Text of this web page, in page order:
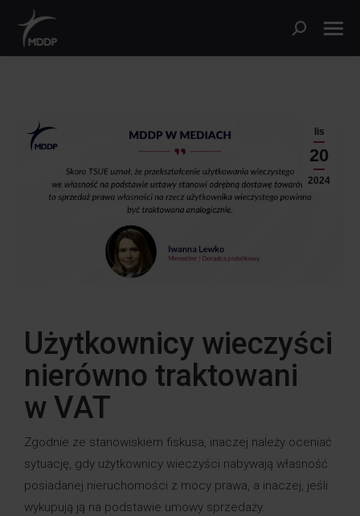
lis
20
2024
Użytkownicy wieczyści
nierówno traktowani
w VAT
Zgodnie ze stanowiskiem fiskusa, inaczej należy oceniać
sytuację, gdy użytkownicy wieczyści nabywają własność
posiadanej nieruchomości z mocy prawa, a inaczej, jeśli
wykupują ją na podstawie umowy sprzedaży.